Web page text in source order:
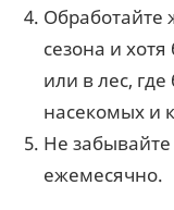
Обработайте
сезона и
или в лес,
насекомых и
Не
ежемесячно.